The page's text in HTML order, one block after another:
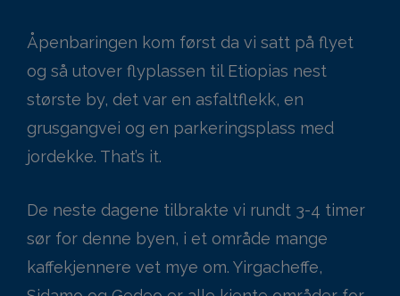
Åpenbaringen kom først da vi satt på flyet
og så utover flyplassen til Etiopias nest
største by, det var en asfaltflekk, en
grusgangvei og en parkeringsplass med
jordekke. That’s it.
De neste dagene tilbrakte vi rundt 3-4 timer
sør for denne byen, i et område mange
kaffekjennere vet mye om. Yirgacheffe,